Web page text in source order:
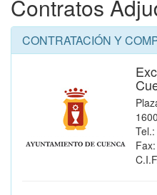
Contratos
CONTRATACIÓN Y